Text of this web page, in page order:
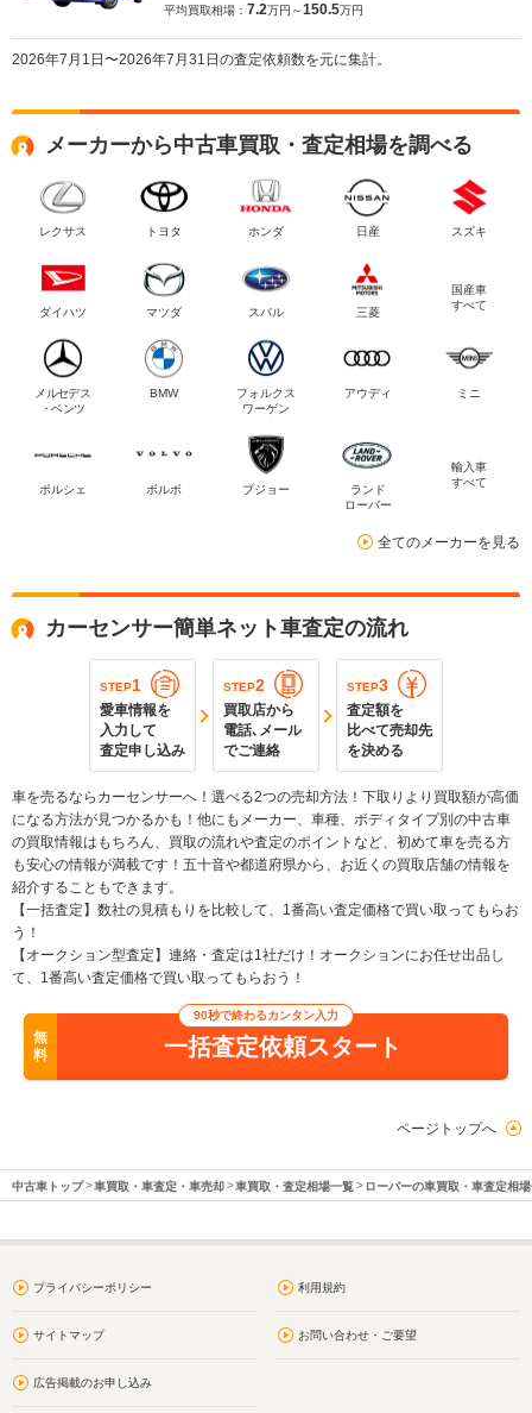
平均買取相場： 7.2万円～150.5万円
2026年7月1日〜2026年7月31日の査定依頼数を元に集計。
メーカーから中古車買取・査定相場を調べる
レクサス トヨタ ホンダ 日産 スズキ
ダイハツ マツダ スバル 三菱
国産車
すべて
メルセデス
・ベンツ
BMW
フォルクス
ワーゲン
アウディ ミニ
ポルシェ ボルボ プジョー
ランド
ローバー
輸入車
すべて
全てのメーカーを見る
カーセンサー簡単ネット車査定の流れ
STEP1
愛車情報を
入力して
査定申し込み
STEP2
買取店から
電話､メール
でご連絡
STEP3
査定額を
比べて売却先
を決める
車を売るならカーセンサーへ！選べる2つの売却方法！下取りより買取額が高価
になる方法が見つかるかも！他にもメーカー、車種、ボディタイプ別の中古車
の買取情報はもちろん、買取の流れや査定のポイントなど、初めて車を売る方
も安心の情報が満載です！五十音や都道府県から、お近くの買取店舗の情報を
紹介することもできます。
【一括査定】数社の見積もりを比較して、1番高い査定価格で買い取ってもらお
う！
【オークション型査定】連絡・査定は1社だけ！オークションにお任せ出品し
て、1番高い査定価格で買い取ってもらおう！
無
料
90秒で終わるカンタン入力
一括査定依頼スタート
ページトップへ
中古車トップ 車買取・車査定・車売却 車買取・査定相場一覧 ローバーの車買取・車査定相
プライバシーポリシー 利用規約
サイトマップ お問い合わせ・ご要望
広告掲載のお申し込み